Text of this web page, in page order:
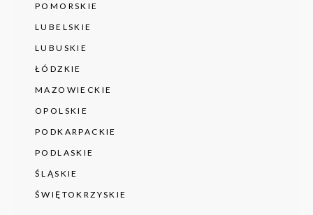
POMORSKIE
LUBELSKIE
LUBUSKIE
ŁÓDZKIE
MAZOWIECKIE
OPOLSKIE
PODKARPACKIE
PODLASKIE
ŚLĄSKIE
ŚWIĘTOKRZYSKIE